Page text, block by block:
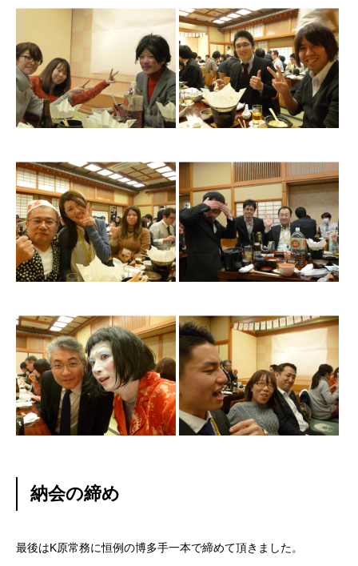
納会の締め
最後はK原常務に恒例の博多手一本で締めて頂きました。